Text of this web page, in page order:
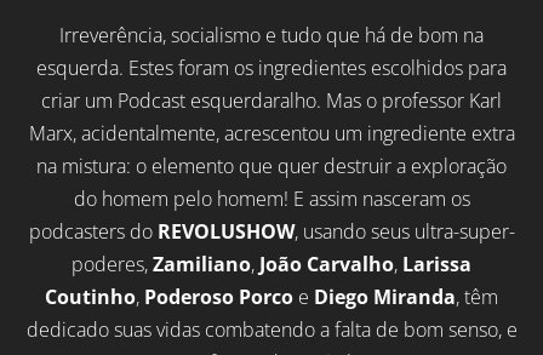
Irreverência, socialismo e tudo que há de bom na
esquerda. Estes foram os ingredientes escolhidos para
criar um Podcast esquerdaralho. Mas o professor Karl
Marx, acidentalmente, acrescentou um ingrediente extra
na mistura: o elemento que quer destruir a exploração
do homem pelo homem! E assim nasceram os
podcasters do REVOLUSHOW, usando seus ultra-super-
poderes,Zamiliano, João Carvalho, Larissa
Coutinho, Poderoso Porco e Diego Miranda, têm
dedicado suas vidas combatendo a falta de bom senso, e